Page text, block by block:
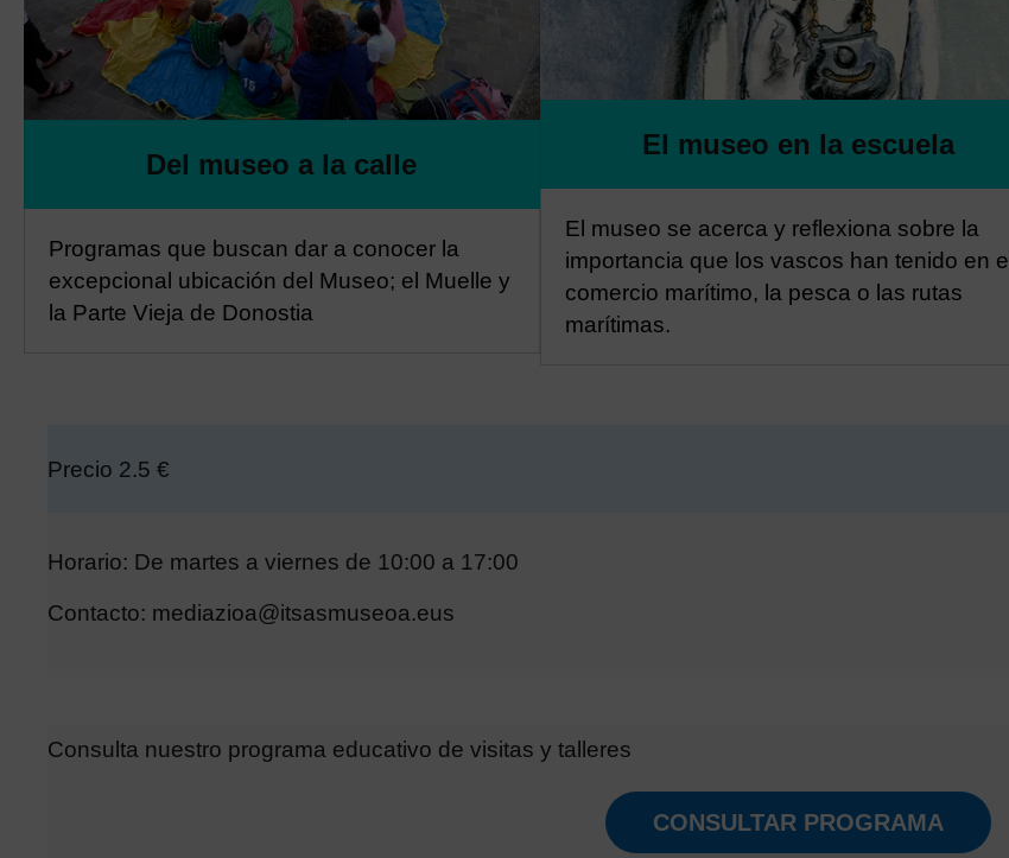
Del museo a la calle
Programas que buscan dar a conocer la
excepcional ubicación del Museo; el Muelle y
la Parte Vieja de Donostia
El museo en la escuela
El museo se acerca y reflexiona sobre la
importancia que los vascos han tenido en el
comercio marítimo, la pesca o las rutas
marítimas.
Precio 2.5 €
Horario: De martes a viernes de 10:00 a 17:00
Contacto: mediazioa@itsasmuseoa.eus
Consulta nuestro programa educativo de visitas y talleres
CONSULTAR PROGRAMA